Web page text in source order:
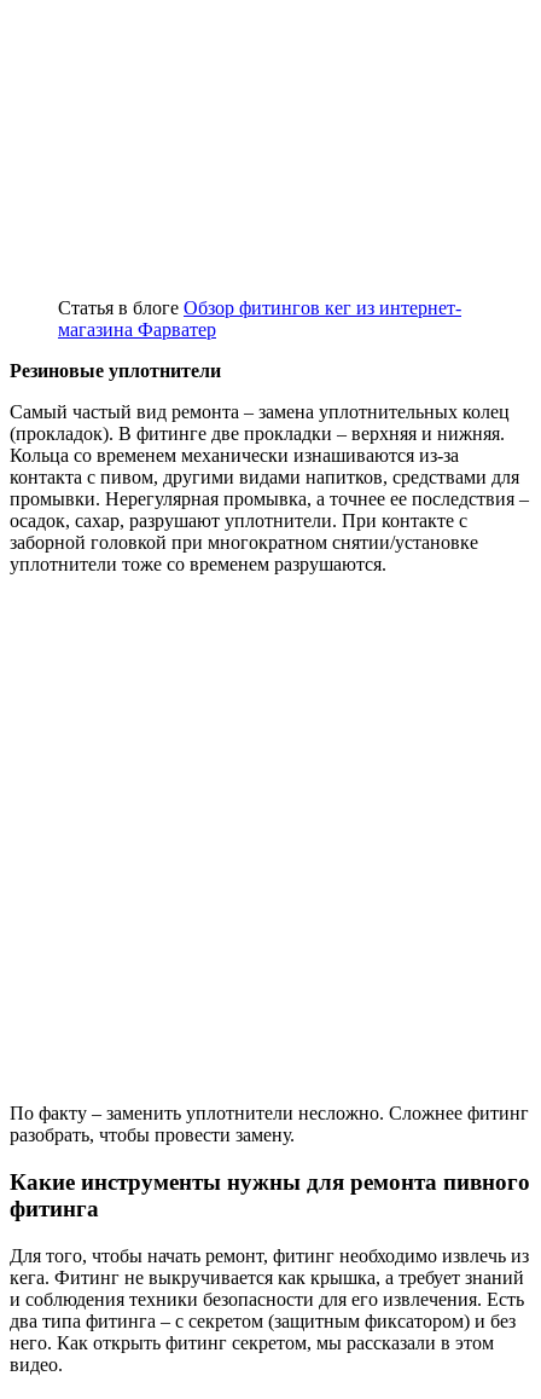
Статья в блоге Обзор фитингов кег из интернет-
магазина Фарватер
Резиновые уплотнители
Самый частый вид ремонта – замена уплотнительных колец
(прокладок). В фитинге две прокладки – верхняя и нижняя.
Кольца со временем механически изнашиваются из-за
контакта с пивом, другими видами напитков, средствами для
промывки. Нерегулярная промывка, а точнее ее последствия –
осадок, сахар, разрушают уплотнители. При контакте с
заборной головкой при многократном снятии/установке
уплотнители тоже со временем разрушаются.
По факту – заменить уплотнители несложно. Сложнее фитинг
разобрать, чтобы провести замену.
Какие инструменты нужны для ремонта пивного
фитинга
Для того, чтобы начать ремонт, фитинг необходимо извлечь из
кега. Фитинг не выкручивается как крышка, а требует знаний
и соблюдения техники безопасности для его извлечения. Есть
два типа фитинга – с секретом (защитным фиксатором) и без
него. Как открыть фитинг секретом, мы рассказали в этом
видео.